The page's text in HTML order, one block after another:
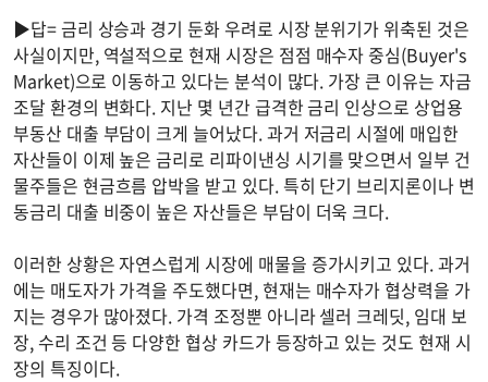
▶답= 금리 상승과 경기 둔화 우려로 시장 분위기가 위축된 것은
사실이지만, 역설적으로 현재 시장은 점점 매수자 중심(Buyer's
Market)으로 이동하고 있다는 분석이 많다. 가장 큰 이유는 자금
조달 환경의 변화다. 지난 몇 년간 급격한 금리 인상으로 상업용
부동산 대출 부담이 크게 늘어났다. 과거 저금리 시절에 매입한
자산들이 이제 높은 금리로 리파이낸싱 시기를 맞으면서 일부 건
물주들은 현금흐름 압박을 받고 있다. 특히 단기 브리지론이나 변
동금리 대출 비중이 높은 자산들은 부담이 더욱 크다.
이러한 상황은 자연스럽게 시장에 매물을 증가시키고 있다. 과거
에는 매도자가 가격을 주도했다면, 현재는 매수자가 협상력을 가
지는 경우가 많아졌다. 가격 조정뿐 아니라 셀러 크레딧, 임대 보
장, 수리 조건 등 다양한 협상 카드가 등장하고 있는 것도 현재 시
장의 특징이다.